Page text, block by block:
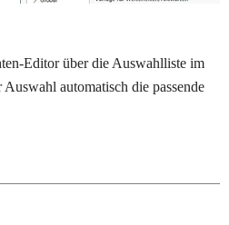
Editor über die Auswahlliste im
automatisch die passende